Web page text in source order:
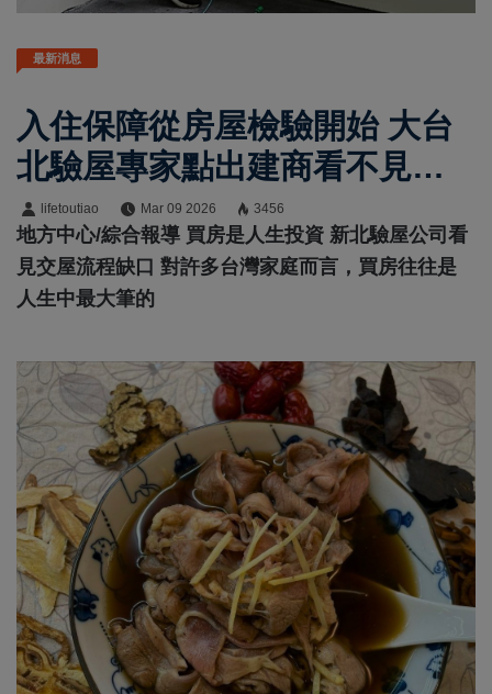
最新消息
入住保障從房屋檢驗開始 大台
北驗屋專家點出建商看不見細
節lifetoutiao Mar 09 2026 3456
地方中心/綜合報導 買房是人生投資 新北驗屋公司看
見交屋流程缺口 對許多台灣家庭而言，買房往往是
人生中最大筆的